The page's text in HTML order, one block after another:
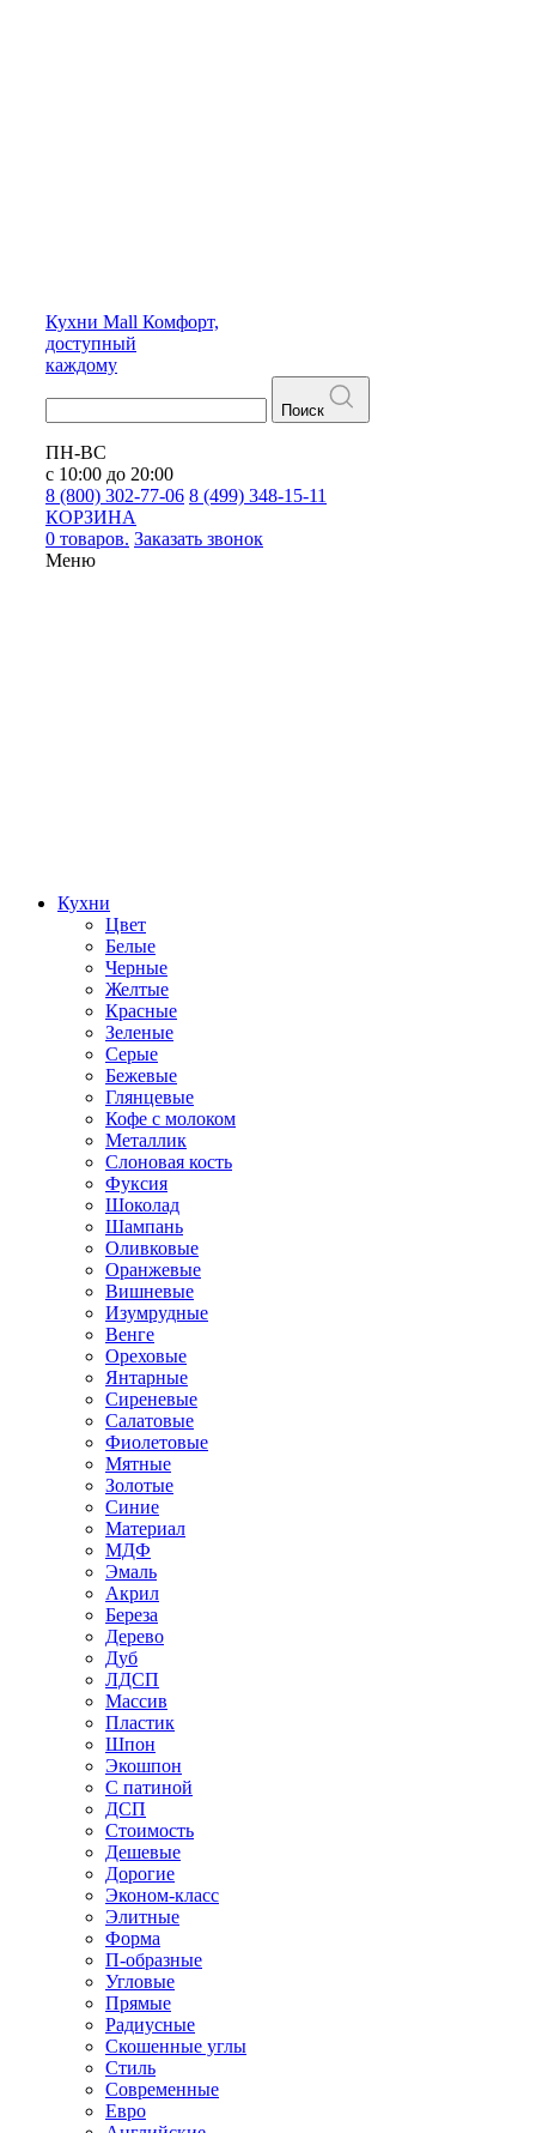
Кухни Mall Комфорт,
доступный
каждому
Поиск
ПН-ВС
с 10:00 до 20:00
8 (800) 302-77-06 8 (499) 348-15-11
КОРЗИНА
0 товаров. Заказать звонок
Меню
Кухни
Цвет
Белые
Черные
Желтые
Красные
Зеленые
Серые
Бежевые
Глянцевые
Кофе с молоком
Металлик
Слоновая кость
Фуксия
Шоколад
Шампань
Оливковые
Оранжевые
Вишневые
Изумрудные
Венге
Ореховые
Янтарные
Сиреневые
Салатовые
Фиолетовые
Мятные
Золотые
Синие
Материал
МДФ
Эмаль
Акрил
Береза
Дерево
Дуб
ЛДСП
Массив
Пластик
Шпон
Экошпон
С патиной
ДСП
Стоимость
Дешевые
Дорогие
Эконом-класс
Элитные
Форма
П-образные
Угловые
Прямые
Радиусные
Скошенные углы
Стиль
Современные
Евро